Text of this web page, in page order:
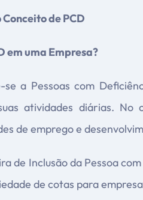
de PCD
em uma Empresa?
se a Pessoas com
atividades diárias.
de emprego e
de Inclusão da Pessoa
de cotas para